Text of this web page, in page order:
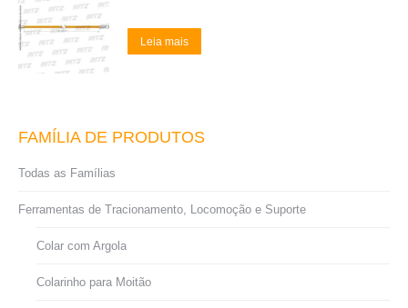
Leia mais
FAMÍLIA DE PRODUTOS
Todas as Famílias
Ferramentas de Tracionamento, Locomoção e Suporte
Colar com Argola
Colarinho para Moitão